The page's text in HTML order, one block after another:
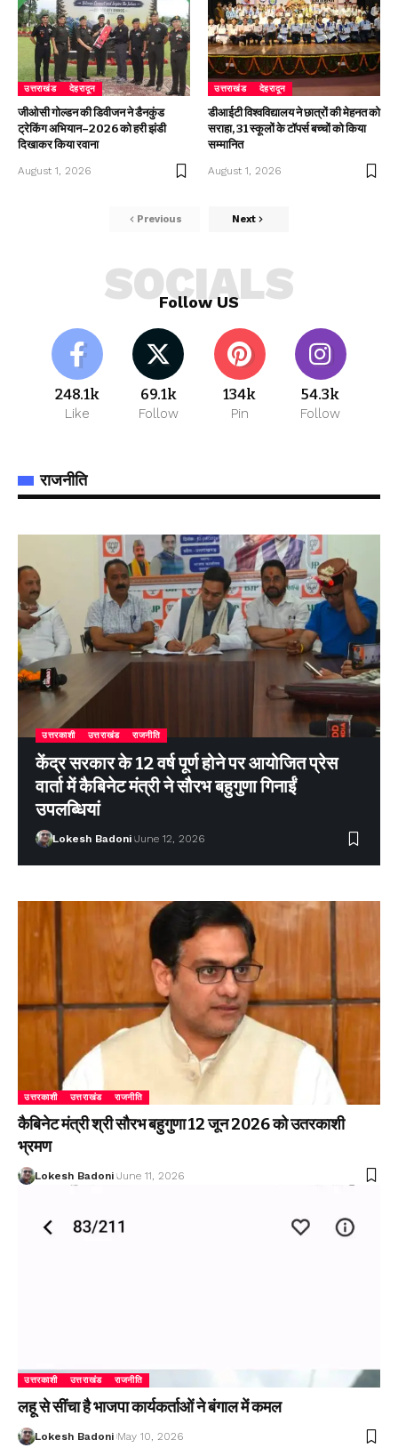
उत्तराखंड देहरादून
जीओसी गोल्डन की डिवीजन ने डैनकुंड
ट्रेकिंग अभियान–2026 को हरी झंडी
दिखाकर किया रवाना
August 1, 2026
उत्तराखंड देहरादून
डीआईटी विश्वविद्यालय ने छात्रों की मेहनत को
सराहा, 31 स्कूलों के टॉपर्स बच्चों को किया
सम्मानित
August 1, 2026
Previous Next
Follow US
SOCIALS
248.1k
Like
69.1k
Follow
134k
Pin
54.3k
Follow
राजनीति
उत्तरकाशी उत्तराखंड राजनीति
केंद्र सरकार के 12 वर्ष पूर्ण होने पर आयोजित प्रेस
वार्ता में कैबिनेट मंत्री ने सौरभ बहुगुणा गिनाईं
उपलब्धियां
Lokesh Badoni June 12, 2026
उत्तरकाशी उत्तराखंड राजनीति
कैबिनेट मंत्री श्री सौरभ बहुगुणा 12 जून 2026 को उतरकाशी
भ्रमण
Lokesh Badoni June 11, 2026
उत्तरकाशी उत्तराखंड राजनीति
लहू से सींचा है भाजपा कार्यकर्ताओं ने बंगाल में कमल
Lokesh Badoni May 10, 2026